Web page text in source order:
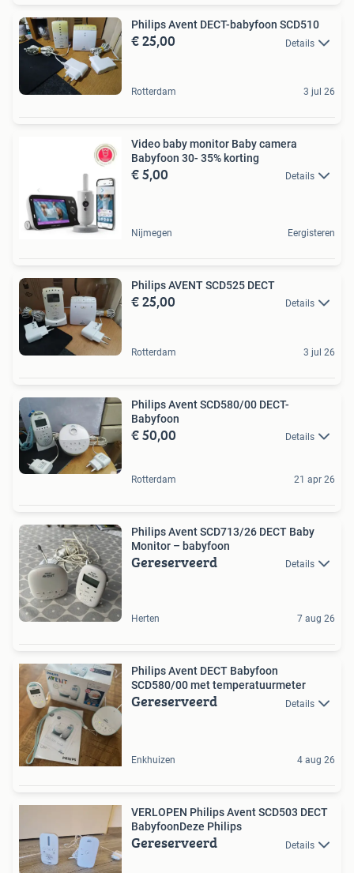
Philips Avent DECT-babyfoon SCD510
€ 25,00 Details
Rotterdam 3 jul 26
Video baby monitor Baby camera
Babyfoon 30- 35% korting
€ 5,00 Details
Nijmegen Eergisteren
Philips AVENT SCD525 DECT
€ 25,00 Details
Rotterdam 3 jul 26
Philips Avent SCD580/00 DECT-
Babyfoon
€ 50,00 Details
Rotterdam 21 apr 26
Philips Avent SCD713/26 DECT Baby
Monitor – babyfoon
Gereserveerd Details
Herten 7 aug 26
Philips Avent DECT Babyfoon
SCD580/00 met temperatuurmeter
Gereserveerd Details
Enkhuizen 4 aug 26
VERLOPEN Philips Avent SCD503 DECT
BabyfoonDeze Philips
Gereserveerd Details